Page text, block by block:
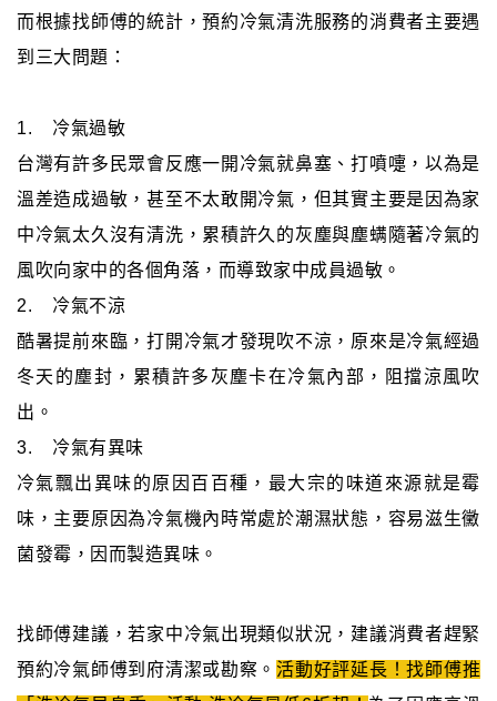
而根據找師傅的統計，預約冷氣清洗服務的消費者主要遇
到三大問題：
1. 冷氣過敏
台灣有許多民眾會反應一開冷氣就鼻塞、打噴嚏，以為是
溫差造成過敏，甚至不太敢開冷氣，但其實主要是因為家
中冷氣太久沒有清洗，累積許久的灰塵與塵螨隨著冷氣的
風吹向家中的各個角落，而導致家中成員過敏。
2. 冷氣不涼
酷暑提前來臨，打開冷氣才發現吹不涼，原來是冷氣經過
冬天的塵封，累積許多灰塵卡在冷氣內部，阻擋涼風吹
出。
3. 冷氣有異味
冷氣飄出異味的原因百百種，最大宗的味道來源就是霉
味，主要原因為冷氣機內時常處於潮濕狀態，容易滋生黴
菌發霉，因而製造異味。
找師傅建議，若家中冷氣出現類似狀況，建議消費者趕緊
預約冷氣師傅到府清潔或勘察。活動好評延長！找師傅推